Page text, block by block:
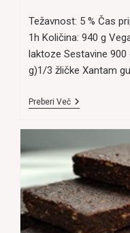
Težavnost: 5 % Čas
1h Količina: 940 g
laktoze Sestavine
g)1/3 žličke Xantam
Preberi VečDomače